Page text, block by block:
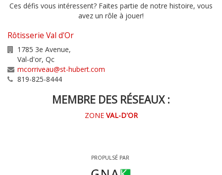
Ces défis vous intéressent? Faites partie de notre histoire, vous
avez un rôle à jouer!
Rôtisserie Val d'Or
1785 3e Avenue,
Val-d'or, Qc
mcorriveau@st-hubert.com
819-825-8444
MEMBRE DES RÉSEAUX :
ZONE VAL-D'OR
PROPULSÉ PAR